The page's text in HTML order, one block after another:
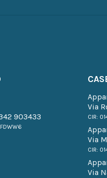
903433
Via
CIR:
Via
CIR:
Via